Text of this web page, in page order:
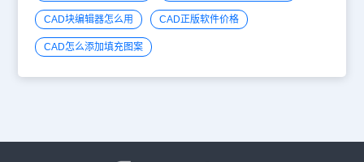
CAD块编辑器怎么用 CAD正版软件价格
CAD怎么添加填充图案